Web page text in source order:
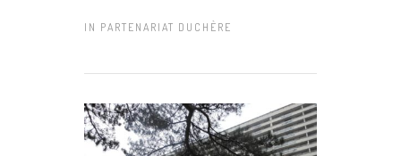
IN PARTENARIAT DUCHÈRE